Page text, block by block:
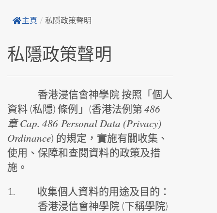
主頁 / 私隱政策聲明
私隱政策聲明
香港浸信會神學院 按照「個人
資料 (私隱) 條例」(香港法例第 486
章 Cap. 486 Personal Data (Privacy)
Ordinance) 的規定，實施有關收集、
使用、保障和查閱資料的政策及措
施。
1. 收集個人資料的用途及目的：
香港浸信會神學院 (下稱學院)